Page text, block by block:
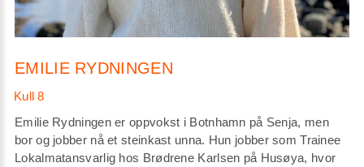
EMILIE RYDNINGEN
Emilie Rydningen er oppvokst i Botnhamn på Senja, men
bor og jobber nå et steinkast unna. Hun jobber som Trainee
Lokalmatansvarlig hos Brødrene Karlsen på Husøya, hvor